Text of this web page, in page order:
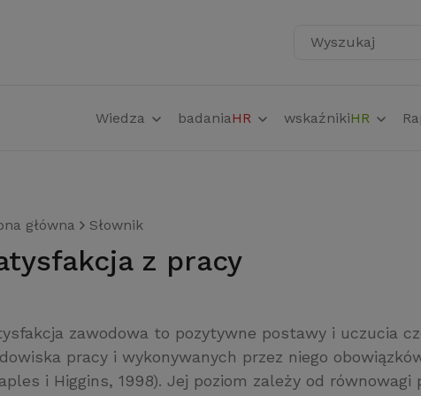
Wyszukaj
Wiedza badaniaHR wskaźnikiHR
główna Słownik
z pracy
zawodowa to pozytywne postawy i uczucia
pracy i wykonywanych przez niego
i Higgins, 1998). Jej poziom zależy od równowagi